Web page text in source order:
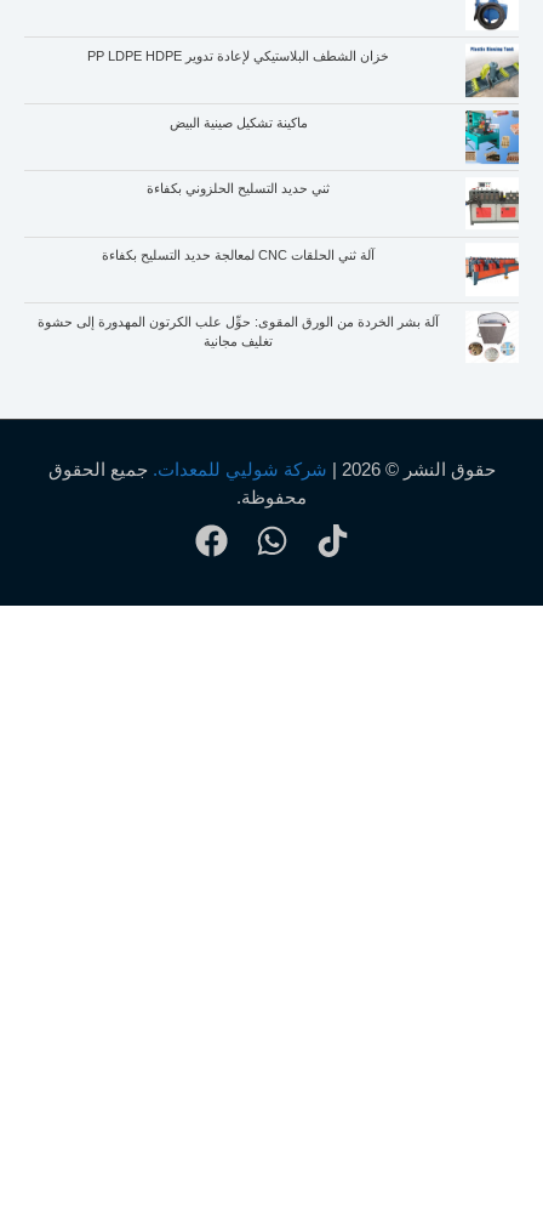
خزان الشطف البلاستيكي لإعادة تدوير PP LDPE HDPE
ماكينة تشكيل صينية البيض
ثني حديد التسليح الحلزوني بكفاءة
آلة ثني الحلقات CNC لمعالجة حديد التسليح بكفاءة
آلة بشر الخردة من الورق المقوى: حوِّل علب الكرتون المهدورة إلى حشوة
© 2026 | شركة شوليي للمعدات.جميع الحقوق